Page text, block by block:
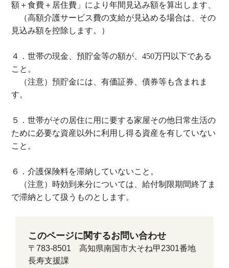
額＋食費＋居住費」により年間見込み額を算出します、
（高額介護サービス費の支給が見込める場合は、その
見込み額を控除します。）
４．世帯の現金、預貯金等の額が、450万円以下である
こと。
（注意）預貯金には、有価証券、債券等も含まれま
す。
５．世帯がその居住に用に要する家屋その他日常生活の
ために必要な資産以外に利用し得る資産を有していない
こと。
６．介護保険料を滞納していないこと。
（注意）時効到来分については、給付制限期間終了ま
で滞納として扱うものとします。
このページに関するお問い合わせ
〒783-8501 高知県南国市大そね甲2301番地
長寿支援課